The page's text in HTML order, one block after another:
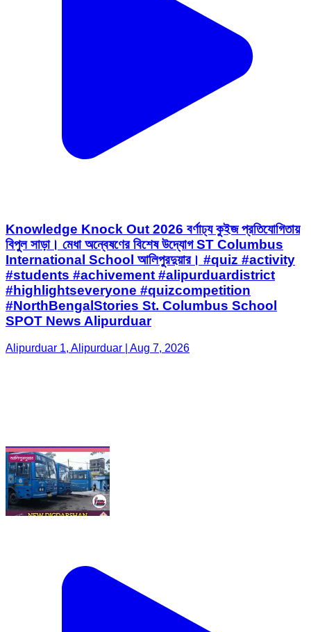
Knowledge Knock Out 2026 বর্ণাঢ্য কুইজ প্রতিযোগিতায়
বিপুল সাড়া। মেধা অন্বেষণের বিশেষ উদ্যোগ ST Columbus
International School আলিপুরদুয়ার। #quiz #activity
#students #achivement #alipurduardistrict
#highlightseveryone #quizcompetition
#NorthBengalStories St. Columbus School
SPOT News Alipurduar
Alipurduar 1, Alipurduar | Aug 7, 2026